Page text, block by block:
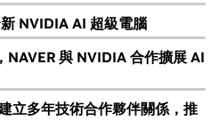
NVIDIA AI 超級電腦
NAVER 與 NVIDIA 合作擴展 AI
立多年技術合作夥伴關係，推